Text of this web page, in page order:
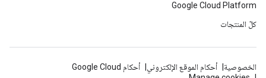
Google Cloud Platform
كلّ المنتجات
الخصوصية أحكام الموقع الإلكتروني
أحكام Google Cloud